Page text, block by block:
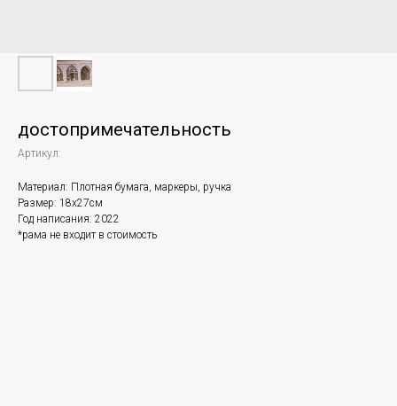
достопримечательность
Артикул:
Материал: Плотная бумага, маркеры, ручка
Размер: 18х27см
Год написания: 2022
*рама не входит в стоимость